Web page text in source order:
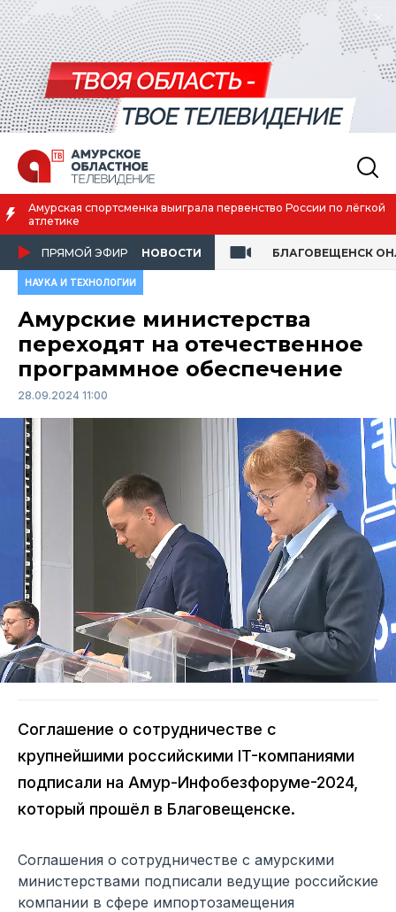
Амурская спортсменка выиграла первенство России по лёгкой
атлетике
ПРЯМОЙ ЭФИР НОВОСТИ БЛАГОВЕЩЕНСК
НАУКА И ТЕХНОЛОГИИ
Амурские министерства
переходят на отечественное
программное обеспечение
28.09.2024 11:00
Соглашение о сотрудничестве с
крупнейшими российскими IT-компаниями
подписали на Амур-Инфобезфоруме-2024,
который прошёл в Благовещенске.
Соглашения о сотрудничестве с амурскими
министерствами подписали ведущие российские
компании в сфере импортозамещения